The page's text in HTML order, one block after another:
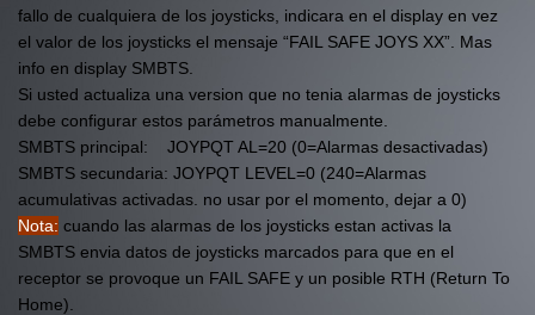
fallo de cualquiera de los joysticks, indicara en el display en vez
el valor de los joysticks el mensaje “FAIL SAFE JOYS XX”. Mas
info en display SMBTS.
Si usted actualiza una version que no tenia alarmas de joysticks
debe configurar estos parámetros manualmente.
SMBTS principal: JOYPQT AL=20 (0=Alarmas desactivadas)
SMBTS secundaria: JOYPQT LEVEL=0 (240=Alarmas
acumulativas activadas. no usar por el momento, dejar a 0)
Nota: cuando las alarmas de los joysticks estan activas la
SMBTS envia datos de joysticks marcados para que en el
receptor se provoque un FAIL SAFE y un posible RTH (Return To
Home).